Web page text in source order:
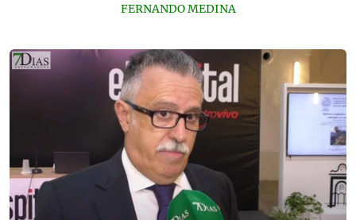
FERNANDO MEDINA